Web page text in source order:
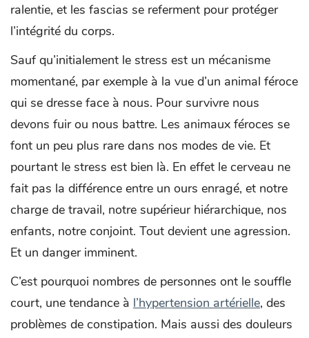
ralentie, et les fascias se referment pour protéger
l’intégrité du corps.
Sauf qu’initialement le stress est un mécanisme
momentané, par exemple à la vue d’un animal féroce
qui se dresse face à nous. Pour survivre nous
devons fuir ou nous battre. Les animaux féroces se
font un peu plus rare dans nos modes de vie. Et
pourtant le stress est bien là. En effet le cerveau ne
fait pas la différence entre un ours enragé, et notre
charge de travail, notre supérieur hiérarchique, nos
enfants, notre conjoint. Tout devient une agression.
Et un danger imminent.
C’est pourquoi nombres de personnes ont le souffle
court, une tendance à l’hypertension artérielle, des
problèmes de constipation. Mais aussi des douleurs